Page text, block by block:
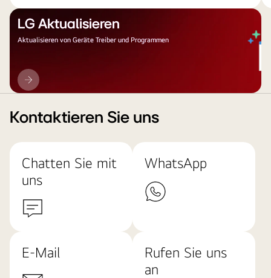
LG Aktualisieren
Aktualisieren von Geräte Treiber und Programmen
LG
Aktualisieren
Kontaktieren Sie uns
Chatten Sie mit
uns
WhatsApp
E-Mail
Rufen Sie uns
an